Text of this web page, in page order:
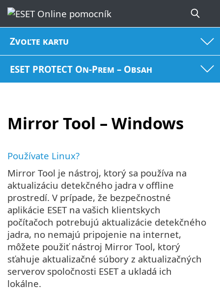
Zvoľte kartu
ESET PROTECT On-Prem – Obsah
Mirror Tool – Windows
Používate Linux?
Mirror Tool je nástroj, ktorý sa používa na
aktualizáciu detekčného jadra v offline
prostredí. V prípade, že bezpečnostné
aplikácie ESET na vašich klientskych
počítačoch potrebujú aktualizácie detekčného
jadra, no nemajú pripojenie na internet,
môžete použiť nástroj Mirror Tool, ktorý
sťahuje aktualizačné súbory z aktualizačných
serverov spoločnosti ESET a ukladá ich
lokálne.